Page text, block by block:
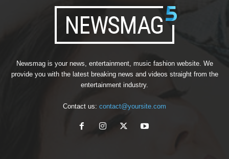
Newsmag is your news, entertainment, music fashion website. We
provide you with the latest breaking news and videos straight from the
entertainment industry.
Contact us: contact@yoursite.com